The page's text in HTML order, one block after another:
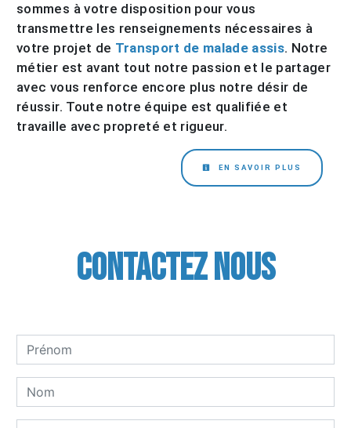
sommes à votre disposition pour vous
transmettre les renseignements nécessaires à
votre projet de Transport de malade assis. Notre
métier est avant tout notre passion et le partager
avec vous renforce encore plus notre désir de
réussir. Toute notre équipe est qualifiée et
travaille avec propreté et rigueur.
EN SAVOIR PLUS
Contactez nous